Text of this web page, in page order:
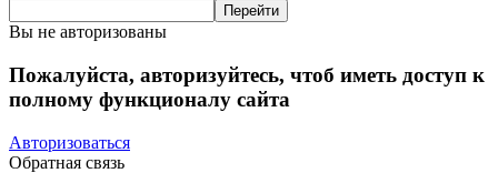
Вы не авторизованы
Пожалуйста, авторизуйтесь, чтоб иметь доступ к
полному функционалу сайта
Авторизоваться
Обратная связь